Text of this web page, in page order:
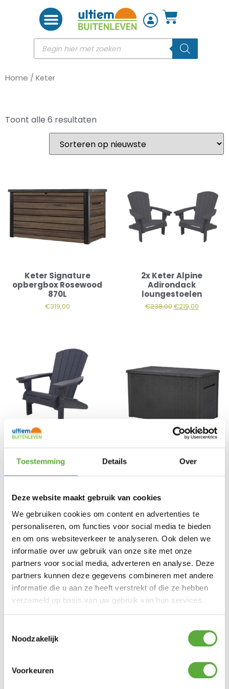
Toestemming Details Over
Deze website maakt gebruik van cookies
We gebruiken cookies om content en advertenties te
personaliseren, om functies voor social media te bieden
en om ons websiteverkeer te analyseren. Ook delen we
informatie over uw gebruik van onze site met onze
partners voor social media, adverteren en analyse. Deze
partners kunnen deze gegevens combineren met andere
informatie die u aan ze heeft verstrekt of die ze hebben
verzameld op basis van uw gebruik van hun services.
Noodzakelijk
Voorkeuren
Home / Keter
Toont alle 6 resultaten
Keter Signature
opbergbox Rosewood
870L
€319,00
2x Keter Alpine
Adirondack
loungestoelen
€238,00 €219,00
Keter Alpine Adirondack
loungestoel – Antraciet
119,00
Keter Java opbergbox
870 liter